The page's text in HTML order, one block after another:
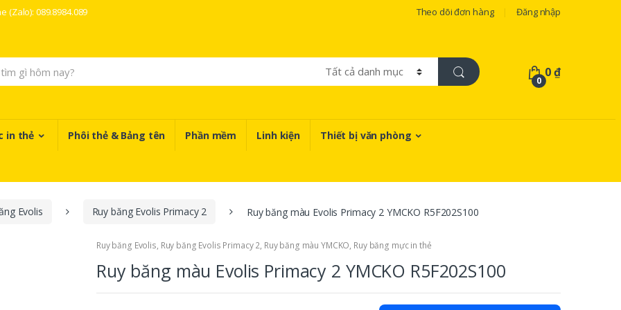
(Zalo): 089.8984.089 Theo dõi đơn hàng Đăng nhập
0
0₫
in thẻ Phôi thẻ & Bảng tên Phần mềm Linh kiện Thiết bị văn phòng
Evolis Ruy băng Evolis Primacy 2 Ruy băng màu Evolis Primacy 2 YMCKO R5F202S100
Ruy băng Evolis, Ruy băng Evolis Primacy 2, Ruy băng màu YMCKO, Ruy băng mực in thẻ
Ruy băng màu Evolis Primacy 2 YMCKO R5F202S100